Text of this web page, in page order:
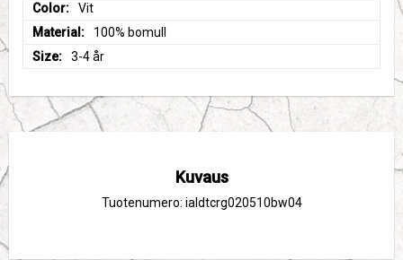
Color
Vit
Material
100% bomull
Size
3-4 år
Kuvaus
Tuotenumero: ialdtcrg020510bw04